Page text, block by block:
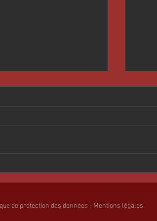
ÉTÉ
de protection des données - Mentions légales